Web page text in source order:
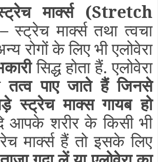
मार्क्स (Stretch
–स्ट्रेच मार्क्स तथा त्वचा
रोगों के लिए भी एलोवेरा
सिद्ध होता हैं. एलोवेरा
तत्व पाए जाते हैं जिनसे
स्ट्रेच माक्स गायब हो
आपके शरीर के किसी भी
मार्क्स हैं तो इसके लिए